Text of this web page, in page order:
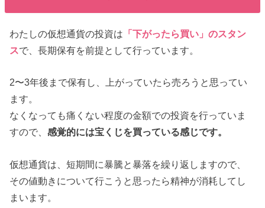
わたしの仮想通貨の投資は 「下がったら買い」のスタン
スで、長期保有を前提として行っています。
2〜3年後まで保有し、上がっていたら売ろうと思ってい
ます。
なくなっても痛くない程度の金額での投資を行っていま
すので、感覚的には宝くじを買っている感じです。
仮想通貨は、短期間に暴騰と暴落を繰り返しますので、
その値動きについて行こうと思ったら精神が消耗してし
まいます。